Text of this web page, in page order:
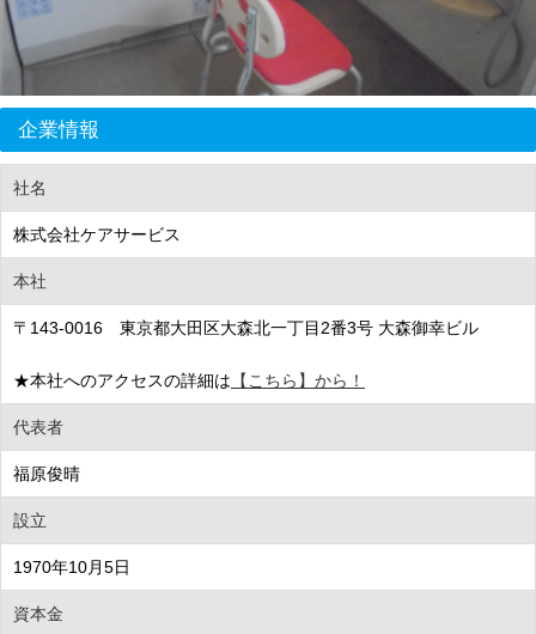
企業情報
社名
株式会社ケアサービス
本社
〒143-0016 東京都大田区大森北一丁目2番3号 大森御幸ビル
★本社へのアクセスの詳細は 【こちら】から！
代表者
福原俊晴
設立
1970年10月5日
資本金